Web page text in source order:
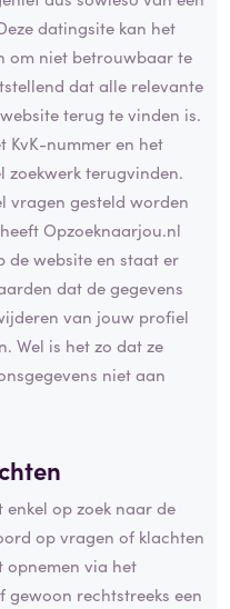
datingsite kan het
om niet betrouwbaar te
dat alle relevante
terug te vinden is.
KvK-nummer en het
zoekwerk terugvinden.
vragen gesteld worden
Opzoeknaarjou.nl
de website en staat er
dat de gegevens
van jouw profiel
Wel is het zo dat ze
niet aan
op zoek naar de
op vragen of klachten
opnemen via het
rechtstreeks een